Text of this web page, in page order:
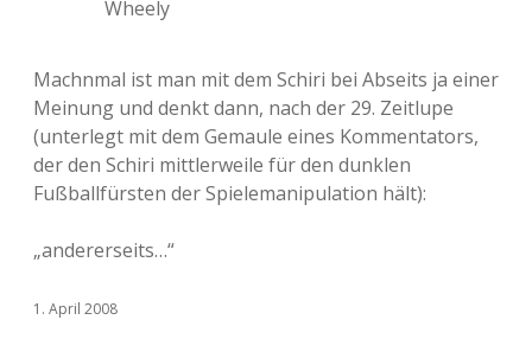
Wheely
Machnmal ist man mit dem Schiri bei Abseits ja einer
Meinung und denkt dann, nach der 29. Zeitlupe
(unterlegt mit dem Gemaule eines Kommentators,
der den Schiri mittlerweile für den dunklen
Fußballfürsten der Spielemanipulation hält):
„andererseits…“
1. April 2008